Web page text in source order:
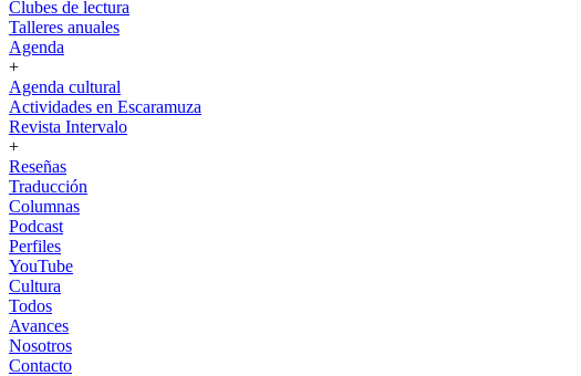
Clubes de lectura
Talleres anuales
Agenda
+
Agenda cultural
Actividades en Escaramuza
Revista Intervalo
+
Reseñas
Traducción
Columnas
Podcast
Perfiles
YouTube
Cultura
Todos
Avances
Nosotros
Contacto